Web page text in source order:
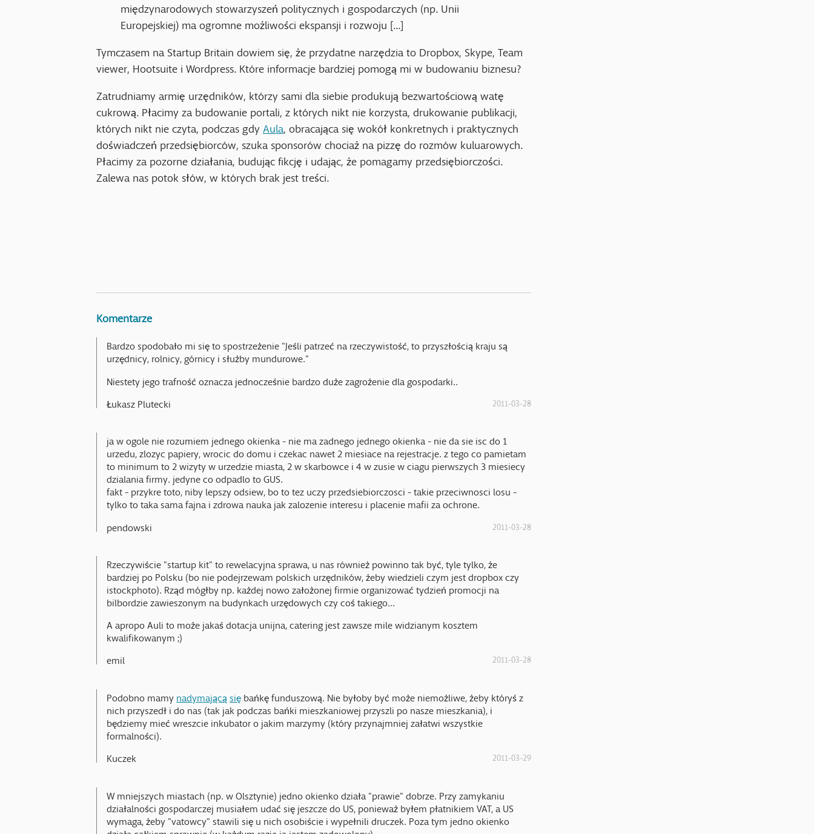
międzynarodowych stowarzyszeń politycznych i gospodarczych (np. Unii
Europejskiej) ma ogromne możliwości ekspansji i rozwoju [...]
Tymczasem na Startup Britain dowiem się, że przydatne narzędzia to Dropbox, Skype, Team
viewer, Hootsuite i Wordpress. Które informacje bardziej pomogą mi w budowaniu biznesu?
Zatrudniamy armię urzędników, którzy sami dla siebie produkują bezwartościową watę
cukrową. Płacimy za budowanie portali, z których nikt nie korzysta, drukowanie publikacji,
których nikt nie czyta, podczas gdy Aula , obracająca się wokół konkretnych i praktycznych
doświadczeń przedsiębiorców, szuka sponsorów chociaż na pizzę do rozmów kuluarowych.
Płacimy za pozorne działania, budując fikcję i udając, że pomagamy przedsiębiorczości.
Zalewa nas potok słów, w których brak jest treści.
Komentarze
Bardzo spodobało mi się to spostrzeżenie "Jeśli patrzeć na rzeczywistość, to przyszłością kraju są
urzędnicy, rolnicy, górnicy i służby mundurowe."
Niestety jego trafność oznacza jednocześnie bardzo duże zagrożenie dla gospodarki..
Łukasz Plutecki 2011-03-28
ja w ogole nie rozumiem jednego okienka - nie ma zadnego jednego okienka - nie da sie isc do 1
urzedu, zlozyc papiery, wrocic do domu i czekac nawet 2 miesiace na rejestracje. z tego co pamietam
to minimum to 2 wizyty w urzedzie miasta, 2 w skarbowce i 4 w zusie w ciagu pierwszych 3 miesiecy
dzialania firmy. jedyne co odpadlo to GUS.
fakt - przykre toto, niby lepszy odsiew, bo to tez uczy przedsiebiorczosci - takie przeciwnosci losu -
tylko to taka sama fajna i zdrowa nauka jak zalozenie interesu i placenie mafii za ochrone.
pendowski 2011-03-28
Rzeczywiście "startup kit" to rewelacyjna sprawa, u nas również powinno tak być, tyle tylko, że
bardziej po Polsku (bo nie podejrzewam polskich urzędników, żeby wiedzieli czym jest dropbox czy
istockphoto). Rząd mógłby np. każdej nowo założonej firmie organizować tydzień promocji na
bilbordzie zawieszonym na budynkach urzędowych czy coś takiego...
A apropo Auli to może jakaś dotacja unijna, catering jest zawsze mile widzianym kosztem
kwalifikowanym ;)
emil 2011-03-28
Podobno mamy nadymającą się bańkę funduszową. Nie byłoby być może niemożliwe, żeby któryś z
nich przyszedł i do nas (tak jak podczas bańki mieszkaniowej przyszli po nasze mieszkania), i
będziemy mieć wreszcie inkubator o jakim marzymy (który przynajmniej załatwi wszystkie
formalności).
Kuczek 2011-03-29
W mniejszych miastach (np. w Olsztynie) jedno okienko działa "prawie" dobrze. Przy zamykaniu
działalności gospodarczej musiałem udać się jeszcze do US, ponieważ byłem płatnikiem VAT, a US
wymaga, żeby "vatowcy" stawili się u nich osobiście i wypełnili druczek. Poza tym jedno okienko
działa całkiem sprawnie (w każdym razie ja jestem zadowolony).